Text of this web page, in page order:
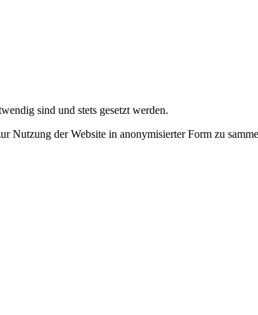
sind und stets gesetzt werden.
Nutzung der Website in anonymisierter Form zu